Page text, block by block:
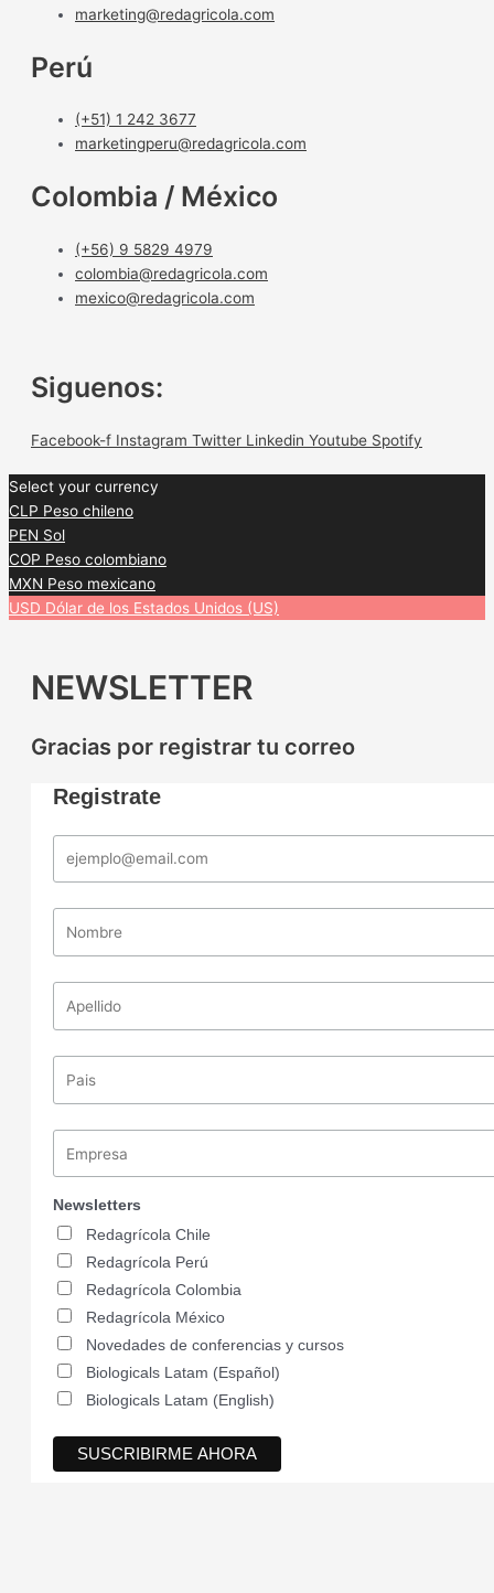
marketing@redagricola.com
Perú
(+51) 1 242 3677
marketingperu@redagricola.com
Colombia / México
(+56) 9 5829 4979
colombia@redagricola.com
mexico@redagricola.com
Siguenos:
Facebook-f Instagram Twitter Linkedin Youtube Spotify
Select your currency
CLP Peso chileno
PEN Sol
COP Peso colombiano
MXN Peso mexicano
USD Dólar de los Estados Unidos (US)
NEWSLETTER
Gracias por registrar tu correo
Registrate
Newsletters
Redagrícola Chile
Redagrícola Perú
Redagrícola Colombia
Redagrícola México
Novedades de conferencias y cursos
Biologicals Latam (Español)
Biologicals Latam (English)